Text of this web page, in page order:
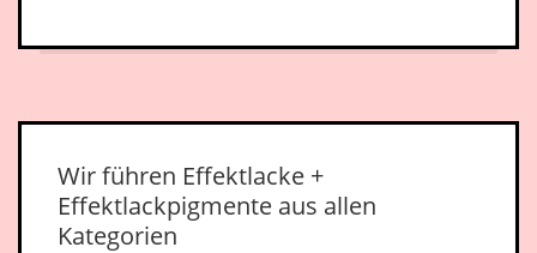
Wir führen Effektlacke +
Effektlackpigmente aus allen
Kategorien